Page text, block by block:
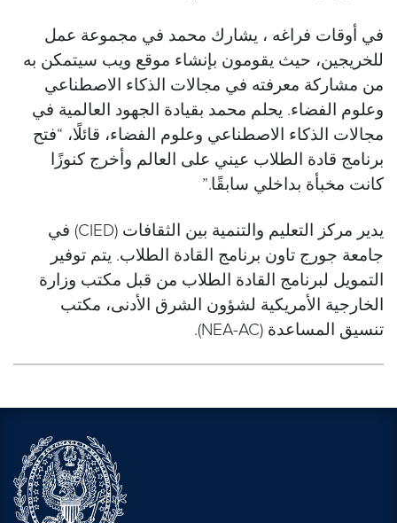
في أوقات فراغه ، يشارك محمد في مجموعة عمل
للخريجين، حيث يقومون بإنشاء موقع ويب سيتمكن به
من مشاركة معرفته في مجالات الذكاء الاصطناعي
وعلوم الفضاء. يحلم محمد بقيادة الجهود العالمية في
مجالات الذكاء الاصطناعي وعلوم الفضاء، قائلًا، “فتح
برنامج قادة الطلاب عيني على العالم وأخرج كنوزًا
كانت مخبأة بداخلي سابقًا.”
يدير مركز التعليم والتنمية بين الثقافات (CIED) في
جامعة جورج تاون برنامج القادة الطلاب. يتم توفير
التمويل لبرنامج القادة الطلاب من قبل مكتب وزارة
الخارجية الأمريكية لشؤون الشرق الأدنى، مكتب
تنسيق المساعدة (NEA-AC).